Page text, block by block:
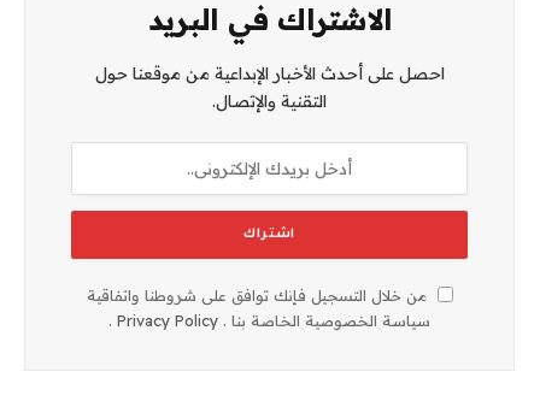
الاشتراك في البريد
احصل على أحدث الأخبار الإبداعية من موقعنا حول
التقنية والإتصال.
من خلال التسجيل فإنك توافق على شروطنا واتفاقية
سياسة الخصوصية الخاصة بنا . Privacy Policy
.